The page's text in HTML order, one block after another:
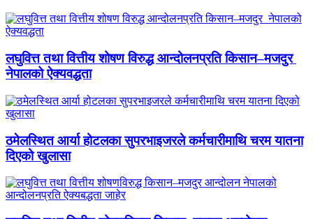
लघुवित्त तथा वित्तीय शोषण विरुद्ध आन्दोलनप्रति किसान–मजदुर
नेपालको ऐक्यवद्धता
ठमेलस्थित आर्या होटलका सुपरभाइजरले कर्मचारीमाथि चरम यातना
दिएको खुलासा